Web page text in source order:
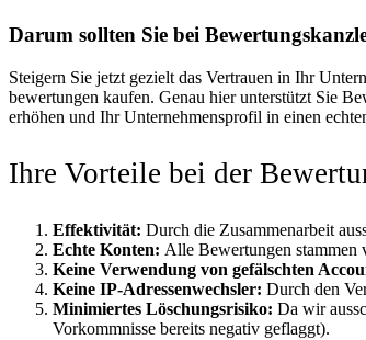
Darum sollten Sie bei
Steigern Sie jetzt gezielt das Vertrauen in Ihr
bewertungen kaufen. Genau hier unterstützt Sie
erhöhen und Ihr Unternehmensprofil in einen
Ihre Vorteile bei der
Effektivität: Durch die Zusammenarbeit
Echte Konten: Alle Bewertungen stammen
Keine Verwendung von gefälschten
Keine IP-Adressenwechsler: Durch den
Minimiertes Löschungsrisiko: Da wir
Vorkommnisse bereits negativ geflaggt).